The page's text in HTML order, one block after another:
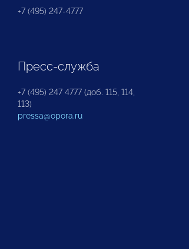
+7 (495) 247-4777
Пресс-служба
+7 (495) 247 4777 (доб. 115, 114,
113)
pressa@opora.ru